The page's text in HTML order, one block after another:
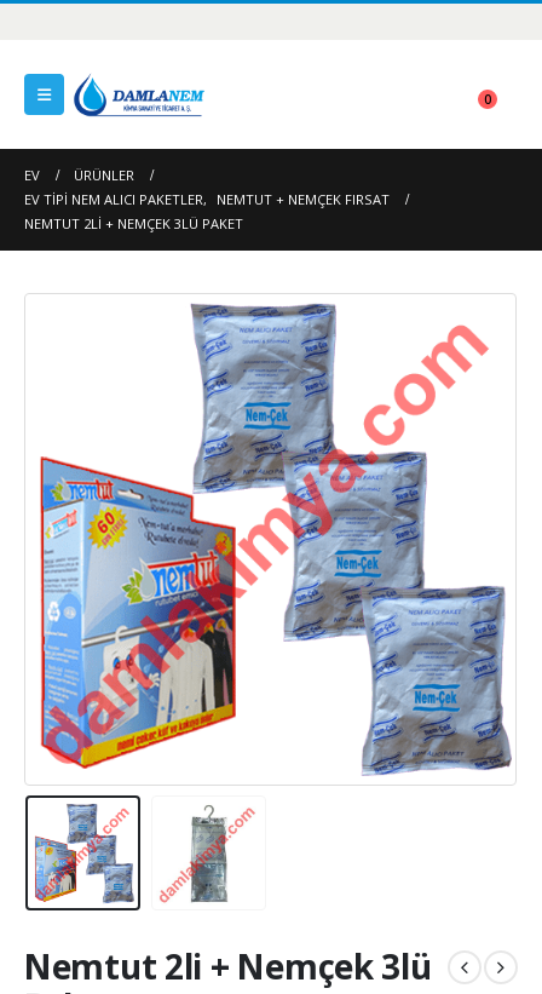
0
EV
ÜRÜNLER
EV TIPI NEM ALICI PAKETLER,
NEMTUT + NEMÇEK FIRSAT
NEMTUT 2LI + NEMÇEK 3LÜ PAKET
Nemtut 2li + Nemçek 3lü